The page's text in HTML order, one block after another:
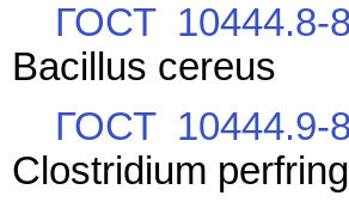
ГОСТ 10444.8-
Bacillus cereus
ГОСТ 10444.9-
Clostridium